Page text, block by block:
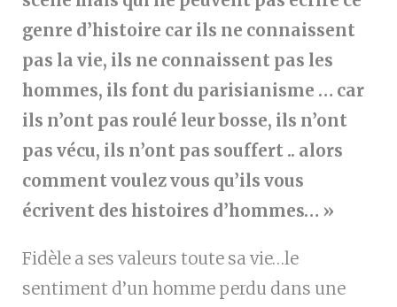
genre d’histoire car ils ne connaissent
pas la vie, ils ne connaissent pas les
hommes, ils font du parisianisme … car
ils n’ont pas roulé leur bosse, ils n’ont
pas vécu, ils n’ont pas souffert .. alors
comment voulez vous qu’ils vous
écrivent des histoires d’hommes… »
Fidèle a ses valeurs toute sa vie…le
sentiment d’un homme perdu dans une